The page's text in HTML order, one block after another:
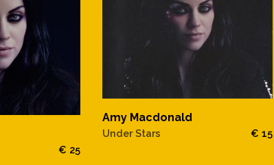
€ 25
Amy Macdonald
Under Stars € 15